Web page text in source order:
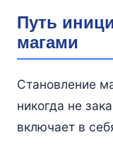
Путь
магами
Становление
никогда не
включает в